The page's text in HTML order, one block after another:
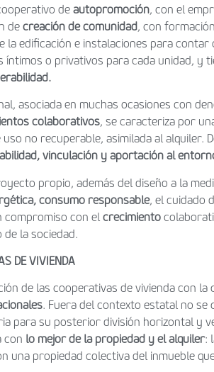
de autopromoción, con el
de creación de comunidad, con
la edificación e instalaciones para
íntimos o privativos para cada unidad, y
asociada en muchas ocasiones con
colaborativos, se caracteriza por
no recuperable, asimilada al alquiler.
vinculación y aportación al
propio, además del diseño a la
consumo responsable, el cuidado
compromiso con el crecimiento
la sociedad.
DE VIVIENDA
de las cooperativas de vivienda con la
. Fuera del contexto estatal no
para su posterior división horizontal y
con lo mejor de la propiedad y el alquiler:
una propiedad colectiva del inmueble